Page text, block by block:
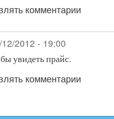
комментарии
12/2012 - 19:00
увидеть прайс.
комментарии